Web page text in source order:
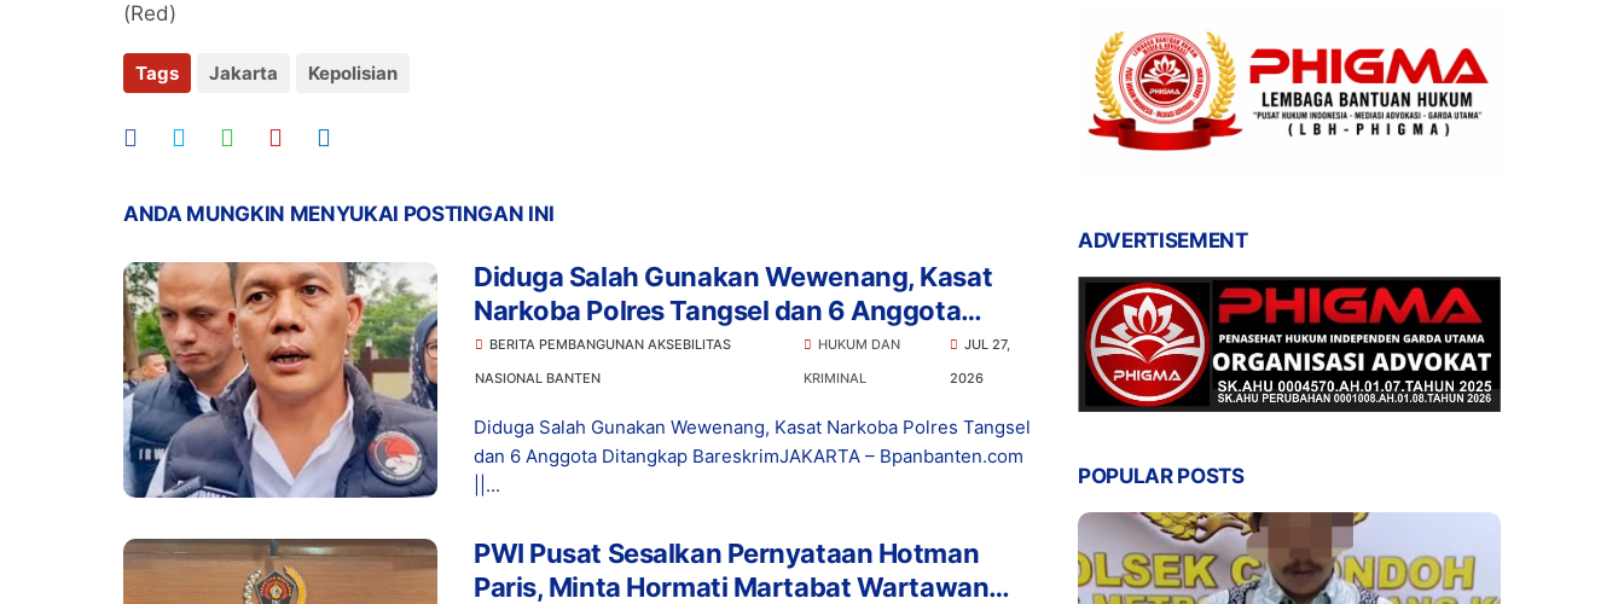
(Red)
Tags Jakarta Kepolisian
ANDA MUNGKIN MENYUKAI POSTINGAN INI
Diduga Salah Gunakan Wewenang, Kasat
Narkoba Polres Tangsel dan 6 Anggota
Ditangkap Bareskrim
BERITA PEMBANGUNAN AKSEBILITAS
NASIONAL BANTEN
HUKUM DAN
KRIMINAL
JUL 27,
2026
Diduga Salah Gunakan Wewenang, Kasat Narkoba Polres Tangsel
dan 6 Anggota Ditangkap BareskrimJAKARTA – Bpanbanten.com
||...
PWI Pusat Sesalkan Pernyataan Hotman
Paris, Minta Hormati Martabat Wartawan
ADVERTISEMENT
POPULAR POSTS